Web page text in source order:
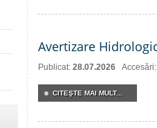
Avertizare
Publicat: 28.07.2026
CITEŞTE MAI MULT...